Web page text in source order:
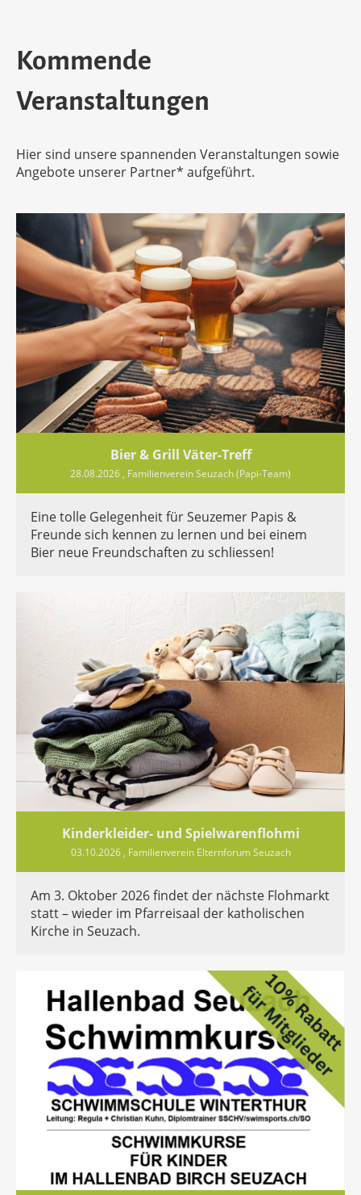
Kommende
Veranstaltungen
Hier sind unsere spannenden Veranstaltungen sowie
Angebote unserer Partner* aufgeführt.
Bier & Grill Väter-Treff
28.08.2026 , Familienverein Seuzach (Papi-Team)
Eine tolle Gelegenheit für Seuzemer Papis &
Freunde sich kennen zu lernen und bei einem
Bier neue Freundschaften zu schliessen!
Kinderkleider- und Spielwarenflohmi
03.10.2026, Familienverein Elternforum Seuzach
Am 3. Oktober 2026 findet der nächste Flohmarkt
statt – wieder im Pfarreisaal der katholischen
Kirche in Seuzach.